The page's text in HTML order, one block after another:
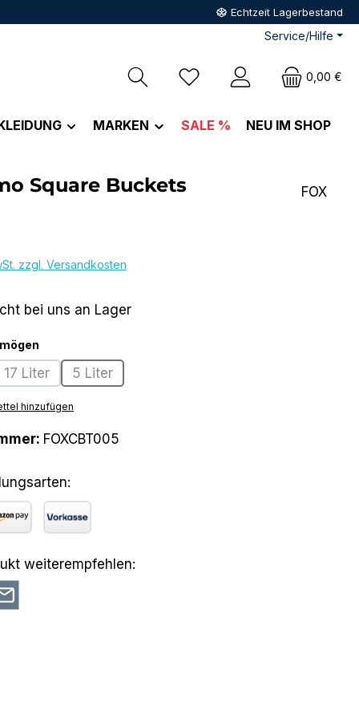
Echtzeit Lagerbestand
Service/Hilfe
Du hast 0 Produkte auf dem
0,00 €
MARKEN SALE % NEU IM SHOP
Square Buckets FOX
zzgl. Versandkosten
bei uns an Lager
auswählen
ist zurzeit nicht verfügbar.)
17 Liter
(Diese Option ist zurzeit nicht verfügbar.)
5 Liter
(Diese Option ist zurzeit nicht verfügbar.)
hinzufügen
FOXCBT005
weiterempfehlen: